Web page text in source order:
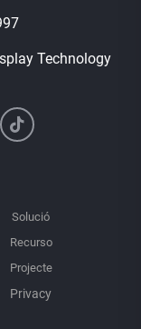
Technology
Solució
Recurso
Projecte